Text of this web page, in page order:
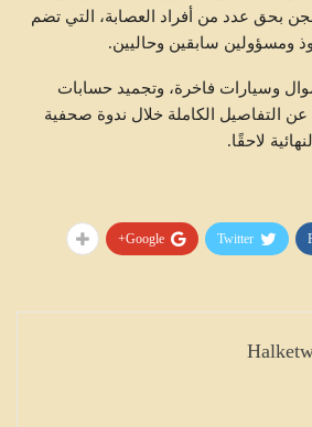
بحق عدد من أفراد العصابة، التي تضم
ومسؤولين سابقين وحاليين.
وسيارات فاخرة، وتجميد حسابات
التفاصيل الكاملة خلال ندوة صحفية
لاحقًا.
Twitter
Google+